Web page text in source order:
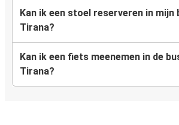
Kan ik een stoel reserveren in mijn
Tirana?
Kan ik een fiets meenemen in de
Tirana?